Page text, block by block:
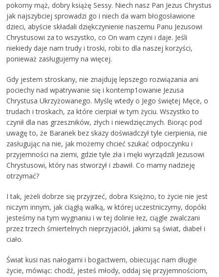
pokorny mąż, dobry książę Sessy. Niech nasz Pan Jezus Chrystus
jak najszybciej sprowadzi go i niech da wam błogosławione
dzieci, abyście składali dziękczynienie naszemu Panu Jezusowi
Chrystusowi za to wszystko, co On wam czyni i daje. Jeśli
niekiedy daje nam trudy i troski, robi to dla naszej korzyści,
ponieważ zasługujemy na więcej.
Gdy jestem stroskany, nie znajduję lepszego rozwiązania ani
pociechy nad wpatrywanie się i kontemp1owanie Jezusa
Chrystusa Ukrzyżowanego. Myślę wtedy o Jego świętej Męce, o
trudach i troskach, za które cierpiał w tym życiu. Wszystko to
czynił dla nas grzeszników, złych i niewdzięcznych. Biorąc pod
uwagę to, że Baranek bez skazy doświadczył tyle cierpienia, nie
zasługując na nie, jak możemy chcieć szukać odpoczynku i
przyjemności na ziemi, gdzie tyle zła i męki wyrządzili Jezusowi
Chrystusowi, który nas stworzył i zbawił. Co mamy nadzieję
otrzymać?
I tak, jeżeli dobrze się przyjrzeć, dobra Księżno, to życie nie jest
niczym innym, jak ciągłą walką, w której uczestniczymy, dopóki
jesteśmy na tym wygnaniu i w tej dolinie łez, ciągle zwalczani
przez trzech śmiertelnych nieprzyjaciół, jakimi są świat, diabeł i
ciało.
Świat kusi nas nałogami i bogactwem, obiecując nam długie
życie, mówiąc: chodź, jesteś młody, oddaj się przyjemnościom,